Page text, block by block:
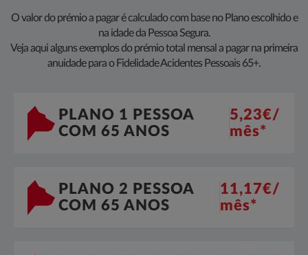
O valor do prémio a pagar é calculado com base no Plano escolhido e
na idade da Pessoa Segura.
Veja aqui alguns exemplos do prémio total mensal a pagar na primeira
anuidade para o Fidelidade Acidentes Pessoais 65+.
PLANO 1 PESSOA
COM 65 ANOS
5,23€/
mês*
PLANO 2 PESSOA
COM 65 ANOS
11,17€/
mês*